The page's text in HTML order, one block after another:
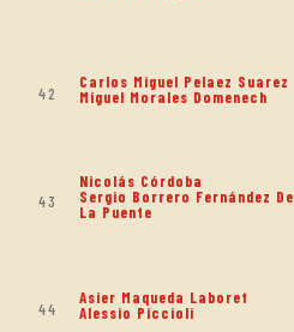
42
Carlos Miguel Pelaez Suarez
Miguel Morales Domenech
43
Nicolás Córdoba
Sergio Borrero Fernández De
La Puente
44
Asier Maqueda Laboret
Alessio Piccioli